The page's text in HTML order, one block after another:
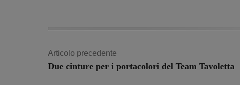
Articolo precedente
Due cinture per i portacolori del Team Tavoletta